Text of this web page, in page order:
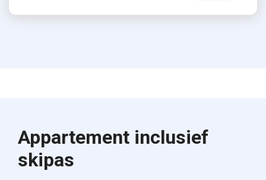
Appartement inclusief
skipas